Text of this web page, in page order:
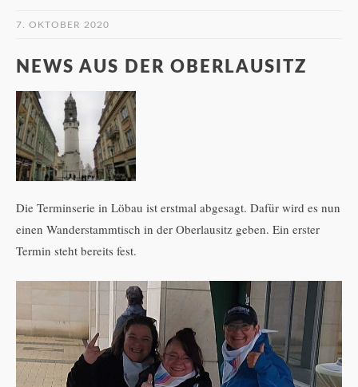
7. OKTOBER 2020
NEWS AUS DER OBERLAUSITZ
Die Terminserie in Löbau ist erstmal abgesagt. Dafür wird es nun
einen Wanderstammtisch in der Oberlausitz geben. Ein erster
Termin steht bereits fest.